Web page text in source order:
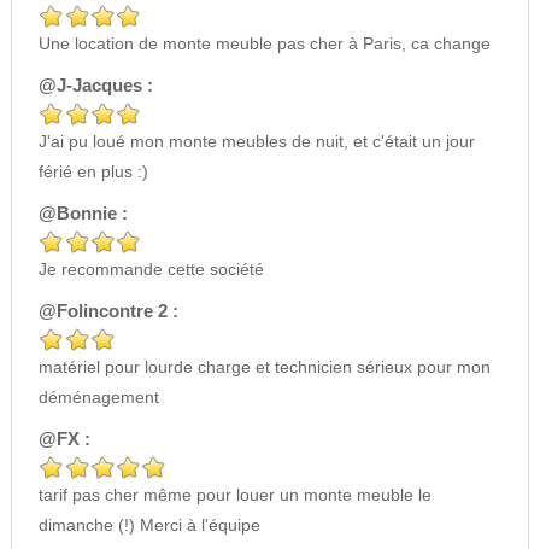
Une location de monte meuble pas cher à Paris, ca change
@J-Jacques :
J'ai pu loué mon monte meubles de nuit, et c'était un jour
férié en plus :)
@Bonnie :
Je recommande cette société
@Folincontre 2 :
matériel pour lourde charge et technicien sérieux pour mon
déménagement
@FX :
tarif pas cher même pour louer un monte meuble le
dimanche (!) Merci à l'équipe